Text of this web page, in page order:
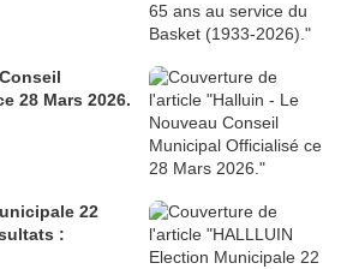
28 Mars 2026.
22
: